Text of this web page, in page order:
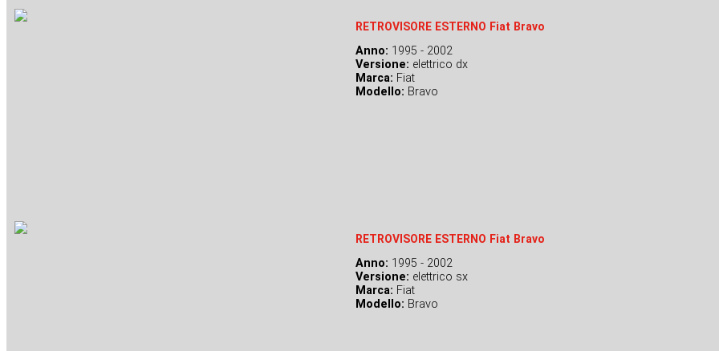
RETROVISORE ESTERNO Fiat Bravo
Anno: 1995 - 2002
Versione: elettrico dx
Marca: Fiat
Modello: Bravo
RETROVISORE ESTERNO Fiat Bravo
Anno: 1995 - 2002
Versione: elettrico sx
Marca: Fiat
Modello: Bravo